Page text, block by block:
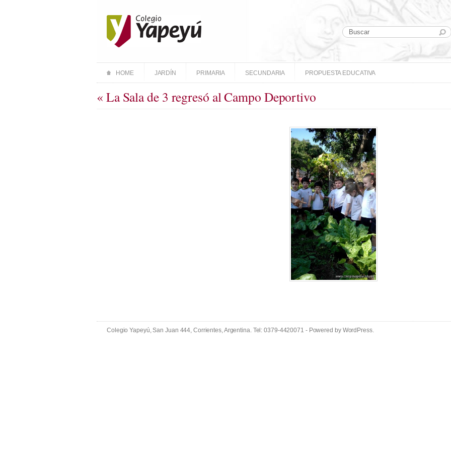
HOME JARDÍN PRIMARIA SECUNDARIA PROPUESTA EDUCATIVA
« La Sala de 3 regresó al Campo Deportivo
Colegio Yapeyú, San Juan 444, Corrientes, Argentina. Tel: 0379-4420071 - Powered by WordPress.